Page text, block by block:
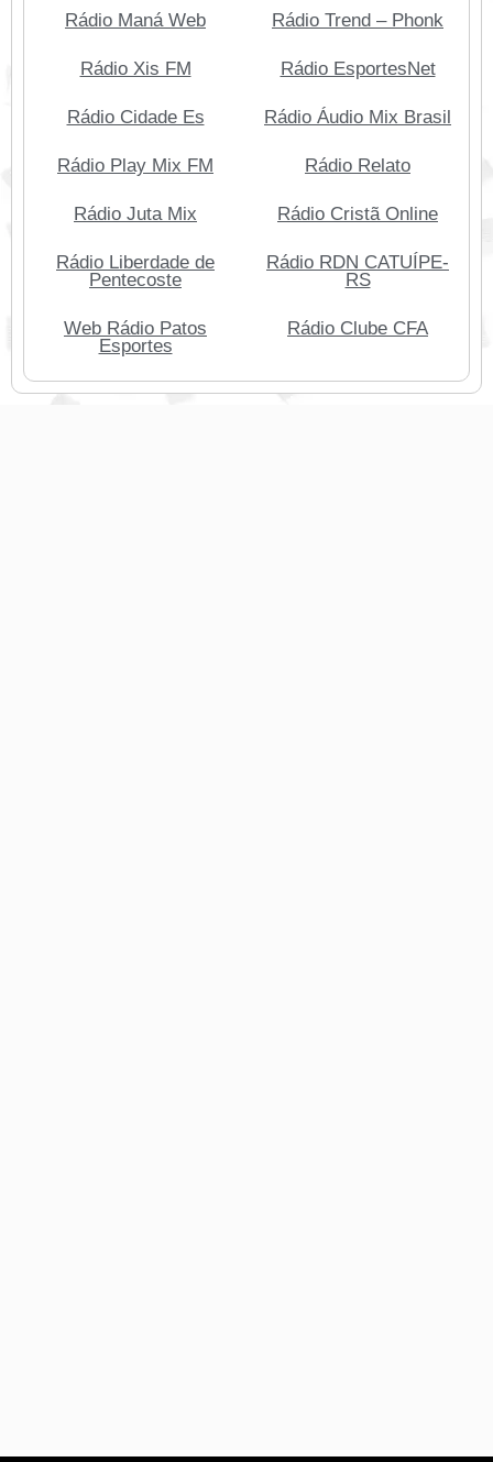
Rádio Maná Web Rádio Trend – Phonk
Rádio Xis FM Rádio EsportesNet
Rádio Cidade Es Rádio Áudio Mix Brasil
Rádio Play Mix FM Rádio Relato
Rádio Juta Mix Rádio Cristã Online
Rádio Liberdade de
Pentecoste
Rádio RDN CATUÍPE-
RS
Web Rádio Patos
Esportes
Rádio Clube CFA